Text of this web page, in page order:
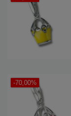
-70,00%